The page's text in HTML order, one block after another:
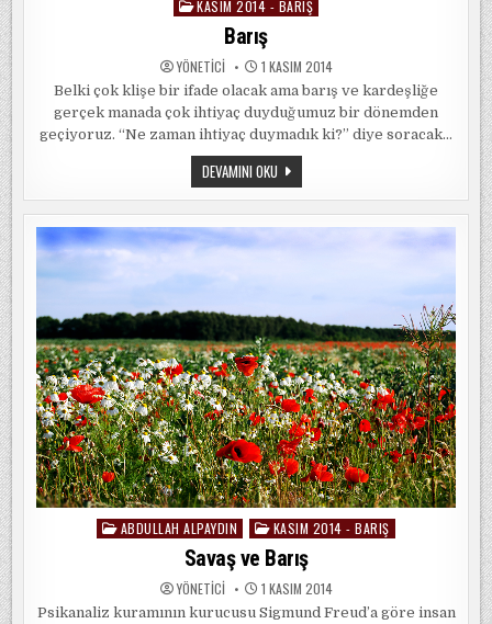
Posted
KASIM 2014 - BARIŞ
Barış
YÖNETICI 1 KASIM 2014
Belki çok klişe bir ifade olacak ama barış ve kardeşliğe
gerçek manada çok ihtiyaç duyduğumuz bir dönemden
geçiyoruz. “Ne zaman ihtiyaç duymadık ki?” diye soracak…
DEVAMINI OKUBARIŞ
Posted
ABDULLAH ALPAYDIN KASIM 2014 - BARIŞ
Savaş ve Barış
YÖNETICI 1 KASIM 2014
Psikanaliz kuramının kurucusu Sigmund Freud’a göre insan